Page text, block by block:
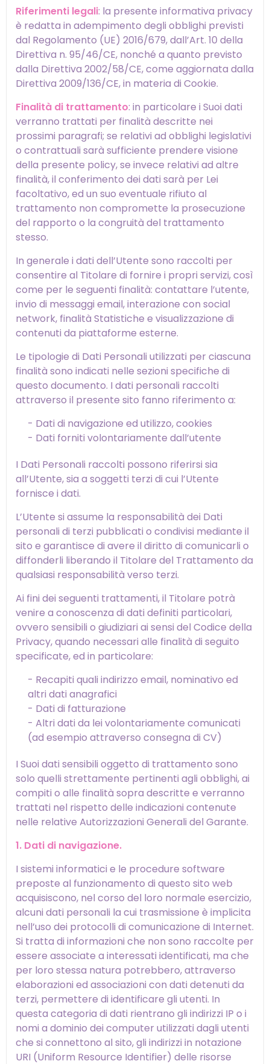
Riferimenti legali: la presente informativa privacy
è redatta in adempimento degli obblighi previsti
dal Regolamento (UE) 2016/679, dall’Art. 10 della
Direttiva n. 95/46/CE, nonché a quanto previsto
dalla Direttiva 2002/58/CE, come aggiornata dalla
Direttiva 2009/136/CE, in materia di Cookie.
Finalità di trattamento: in particolare i Suoi dati
verranno trattati per finalità descritte nei
prossimi paragrafi; se relativi ad obblighi legislativi
o contrattuali sarà sufficiente prendere visione
della presente policy, se invece relativi ad altre
finalità, il conferimento dei dati sarà per Lei
facoltativo, ed un suo eventuale rifiuto al
trattamento non compromette la prosecuzione
del rapporto o la congruità del trattamento
stesso.
In generale i dati dell’Utente sono raccolti per
consentire al Titolare di fornire i propri servizi, così
come per le seguenti finalità: contattare l’utente,
invio di messaggi email, interazione con social
network, finalità Statistiche e visualizzazione di
contenuti da piattaforme esterne.
Le tipologie di Dati Personali utilizzati per ciascuna
finalità sono indicati nelle sezioni specifiche di
questo documento. I dati personali raccolti
attraverso il presente sito fanno riferimento a:
- Dati di navigazione ed utilizzo, cookies
- Dati forniti volontariamente dall’utente
I Dati Personali raccolti possono riferirsi sia
all’Utente, sia a soggetti terzi di cui l’Utente
fornisce i dati.
L’Utente si assume la responsabilità dei Dati
personali di terzi pubblicati o condivisi mediante il
sito e garantisce di avere il diritto di comunicarli o
diffonderli liberando il Titolare del Trattamento da
qualsiasi responsabilità verso terzi.
Ai fini dei seguenti trattamenti, il Titolare potrà
venire a conoscenza di dati definiti particolari,
ovvero sensibili o giudiziari ai sensi del Codice della
Privacy, quando necessari alle finalità di seguito
specificate, ed in particolare:
- Recapiti quali indirizzo email, nominativo ed
altri dati anagrafici
- Dati di fatturazione
- Altri dati da lei volontariamente comunicati
(ad esempio attraverso consegna di CV)
I Suoi dati sensibili oggetto di trattamento sono
solo quelli strettamente pertinenti agli obblighi, ai
compiti o alle finalità sopra descritte e verranno
trattati nel rispetto delle indicazioni contenute
nelle relative Autorizzazioni Generali del Garante.
1. Dati di navigazione.
I sistemi informatici e le procedure software
preposte al funzionamento di questo sito web
acquisiscono, nel corso del loro normale esercizio,
alcuni dati personali la cui trasmissione è implicita
nell’uso dei protocolli di comunicazione di Internet.
Si tratta di informazioni che non sono raccolte per
essere associate a interessati identificati, ma che
per loro stessa natura potrebbero, attraverso
elaborazioni ed associazioni con dati detenuti da
terzi, permettere di identificare gli utenti. In
questa categoria di dati rientrano gli indirizzi IP o i
nomi a dominio dei computer utilizzati dagli utenti
che si connettono al sito, gli indirizzi in notazione
URI (Uniform Resource Identifier) delle risorse